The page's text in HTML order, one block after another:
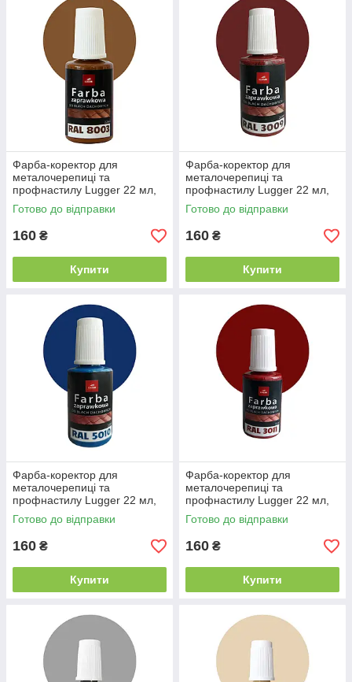
Фарба-коректор для
металочерепиці та
профнастилу Lugger 22 мл,
RAL 8003 глянцево
коричневий
Готово до відправки
160 ₴
Купити
Фарба-коректор для
металочерепиці та
профнастилу Lugger 22 мл,
RAL 3009 червона
Готово до відправки
160 ₴
Купити
Фарба-коректор для
металочерепиці та
профнастилу Lugger 22 мл,
RAL 5010 синій
Готово до відправки
160 ₴
Купити
Фарба-коректор для
металочерепиці та
профнастилу Lugger 22 мл,
RAL 3011 яскраво червона
Готово до відправки
160 ₴
Купити